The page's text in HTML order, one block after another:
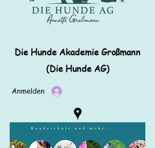
Die Hunde Akademie Großmann
(Die Hunde AG)
Anmelden